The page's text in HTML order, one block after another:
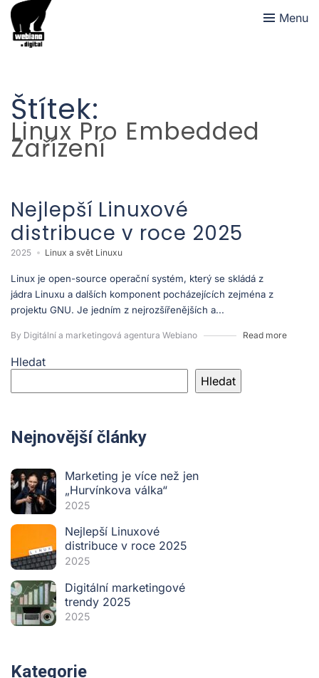
Menu
Štítek:
Linux Pro Embedded
Zařízení
Nejlepší Linuxové
distribuce v roce 2025
2025 Linux a svět Linuxu
Linux je open-source operační systém, který se skládá z
jádra Linuxu a dalších komponent pocházejících zejména z
projektu GNU. Je jedním z nejrozšířenějších a...
By Digitální a marketingová agentura Webiano Read more
Hledat
Hledat
Nejnovější články
Marketing je více než jen
„Hurvínkova válka“
2025
Nejlepší Linuxové
distribuce v roce 2025
2025
Digitální marketingové
trendy 2025
2025
Kategorie